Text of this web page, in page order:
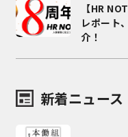
【HR
レポート
介！
新着ニュース